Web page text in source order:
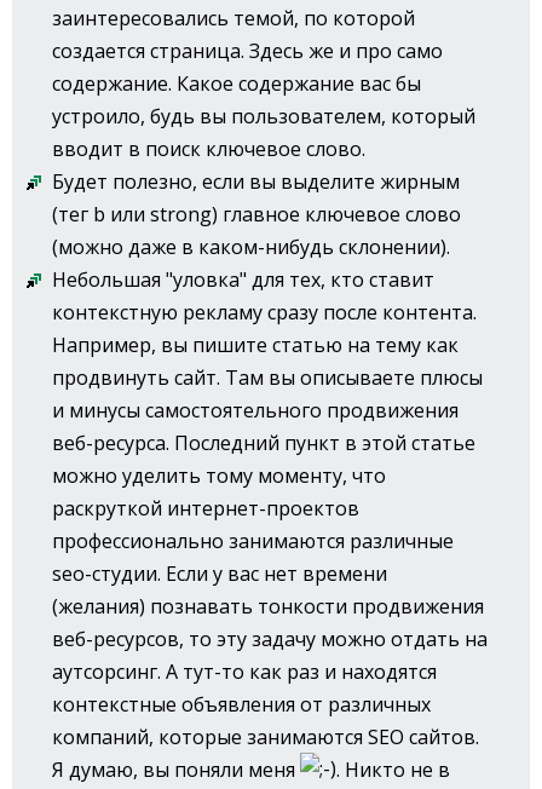
заинтересовались темой, по которой
создается страница. Здесь же и про само
содержание. Какое содержание вас бы
устроило, будь вы пользователем, который
вводит в поиск ключевое слово.
Будет полезно, если вы выделите жирным
(тег b или strong) главное ключевое слово
(можно даже в каком-нибудь склонении).
Небольшая "уловка" для тех, кто ставит
контекстную рекламу сразу после контента.
Например, вы пишите статью на тему как
продвинуть сайт. Там вы описываете плюсы
и минусы самостоятельного продвижения
веб-ресурса. Последний пункт в этой статье
можно уделить тому моменту, что
раскруткой интернет-проектов
профессионально занимаются различные
seo-студии. Если у вас нет времени
(желания) познавать тонкости продвижения
веб-ресурсов, то эту задачу можно отдать на
аутсорсинг. А тут-то как раз и находятся
контекстные объявления от различных
компаний, которые занимаются SEO сайтов.
Я думаю, вы поняли меня
. Никто не в